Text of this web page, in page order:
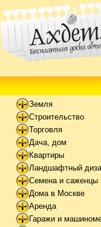
Земля
Строительство
Торговля
Дача, дом
Квартиры
Ландшафтный
Семена и саженцы
Дома в Москве
Аренда
Гаражи и